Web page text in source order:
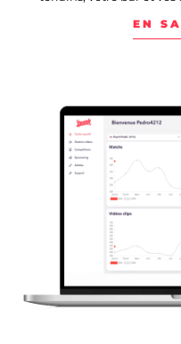
EN